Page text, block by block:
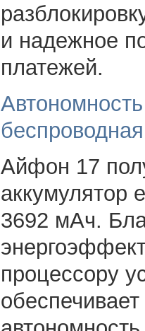
и надежное
платежей.
Айфон 17
аккумулятор
3692 мАч.
процессору